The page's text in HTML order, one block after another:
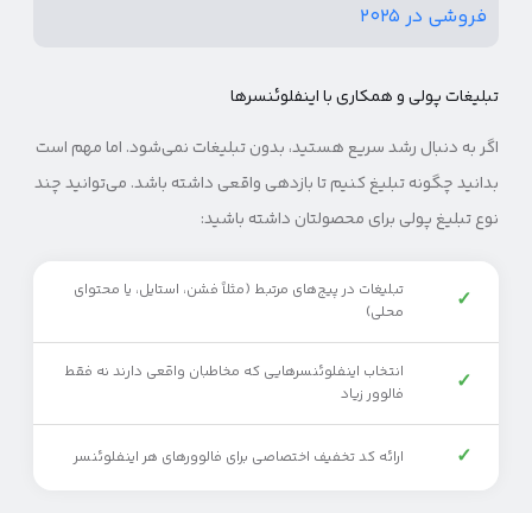
فروشی در ۲۰۲۵
تبلیغات پولی و همکاری با اینفلوئنسرها
اگر به دنبال رشد سریع هستید، بدون تبلیغات نمی‌شود. اما مهم است
بدانید چگونه تبلیغ کنیم تا بازدهی واقعی داشته باشد. می‌توانید چند
نوع تبلیغ پولی برای محصولتان داشته باشید:
✓
تبلیغات در پیج‌های مرتبط (مثلاً فشن، استایل، یا محتوای
محلی)
✓
انتخاب اینفلوئنسرهایی که مخاطبان واقعی دارند نه فقط
فالوور زیاد
✓ ارائه کد تخفیف اختصاصی برای فالوورهای هر اینفلوئنسر